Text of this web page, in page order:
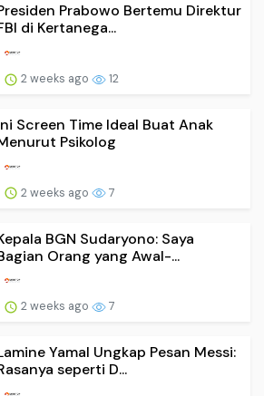
Prabowo Bertemu Direktur
di Kertanega...
2 weeks ago 12
Screen Time Ideal Buat Anak
Psikolog
2 weeks ago 7
BGN Sudaryono: Saya
Orang yang Awal-...
2 weeks ago 7
Yamal Ungkap Pesan Messi:
seperti D...